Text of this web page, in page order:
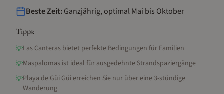
Beste Zeit:Ganzjährig, optimal Mai bis Oktober
Tipps:
💡Las Canteras bietet perfekte Bedingungen für Familien
💡Maspalomas ist ideal für ausgedehnte Strandspaziergänge
💡Playa de Güi Güi erreichen Sie nur über eine 3-stündige
Wanderung